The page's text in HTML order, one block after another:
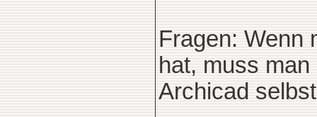
Fragen: Wenn
hat, muss
Archicad